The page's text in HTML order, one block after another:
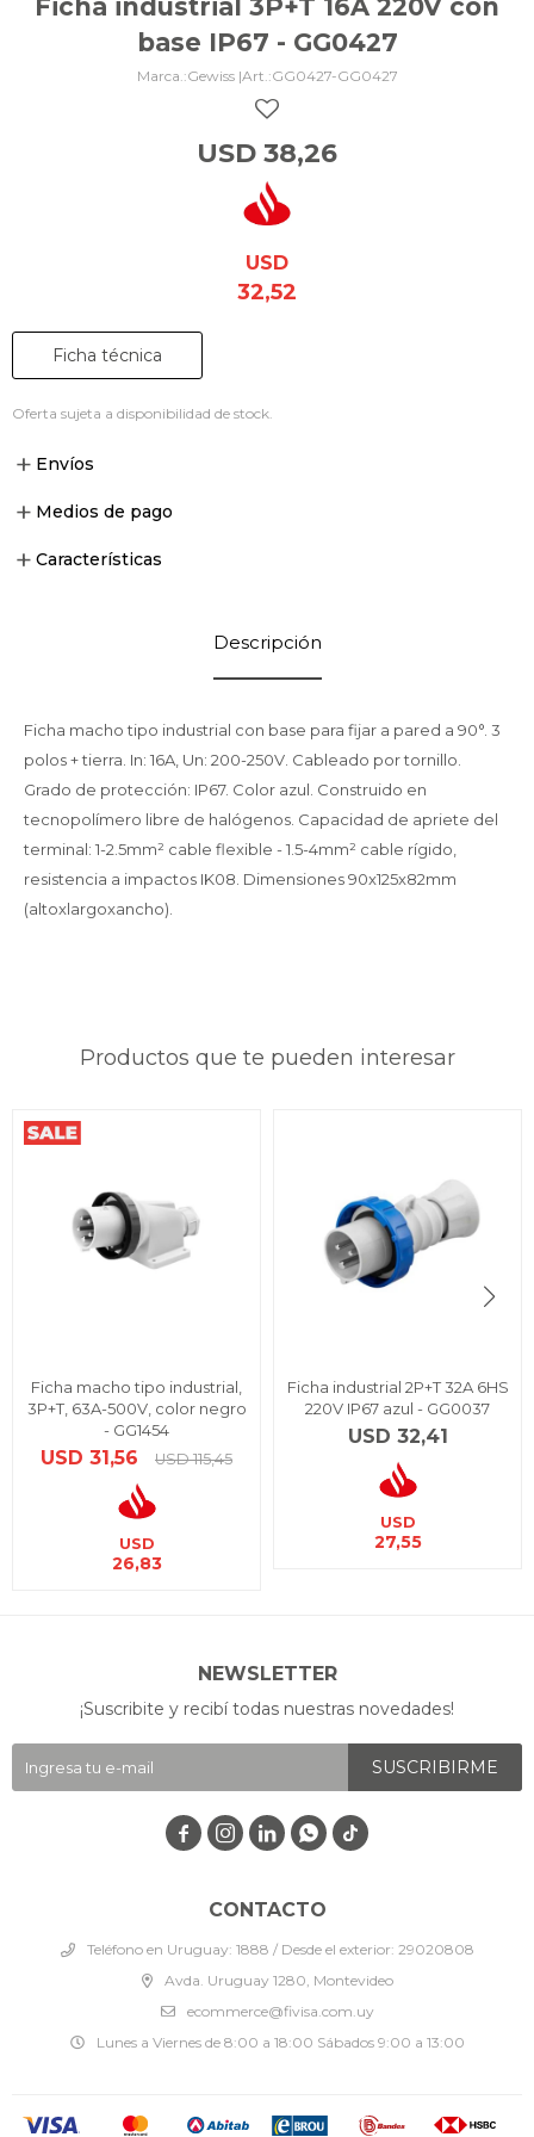
Ficha industrial 3P+T 16A 220V con
base IP67 - GG0427
Gewiss | GG0427-GG0427
USD 38,26
USD
32,52
Ficha técnica
Oferta sujeta a disponibilidad de stock.
Envíos
Medios de pago
Características
Descripción
Ficha macho tipo industrial con base para fijar a pared a 90°. 3
polos + tierra. In: 16A, Un: 200-250V. Cableado por tornillo.
Grado de protección: IP67. Color azul. Construido en
tecnopolímero libre de halógenos. Capacidad de apriete del
terminal: 1-2.5mm² cable flexible - 1.5-4mm² cable rígido,
resistencia a impactos IK08. Dimensiones 90x125x82mm
(altoxlargoxancho).
Productos que te pueden interesar
Ficha macho tipo industrial,
3P+T, 63A-500V, color negro
- GG1454
USD 31,56 USD 115,45
USD
26,83
Ficha industrial 2P+T 32A 6HS
220V IP67 azul - GG0037
USD 32,41
USD
27,55
CONTACTO
Teléfono en Uruguay: 1888 / Desde el exterior: 29020808
Avda. Uruguay 1280, Montevideo
ecommerce@fivisa.com.uy
Lunes a Viernes de 8:00 a 18:00 Sábados 9:00 a 13:00
NEWSLETTER
¡Suscribite y recibí todas nuestras novedades!
SUSCRIBIRME
   